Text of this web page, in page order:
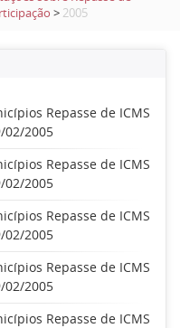
> 2005
Repasse de ICMS
02/2005
Repasse de ICMS
02/2005
Repasse de ICMS
02/2005
Repasse de ICMS
02/2005
Repasse de ICMS